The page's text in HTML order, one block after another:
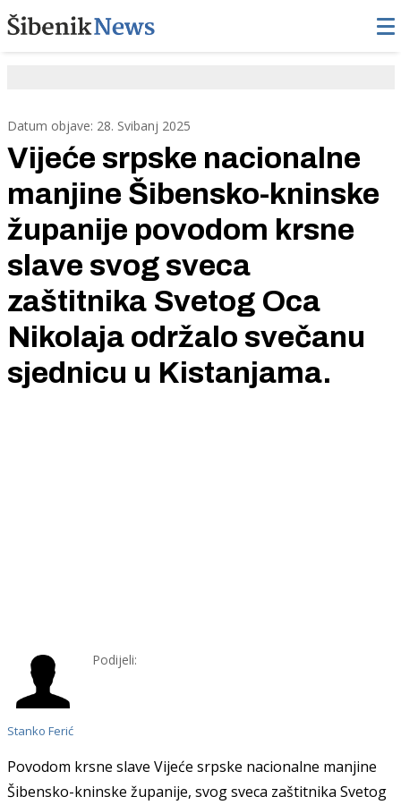
Datum objave: 28. Svibanj 2025
Vijeće srpske nacionalne
manjine Šibensko-kninske
županije povodom krsne
slave svog sveca
zaštitnika Svetog Oca
Nikolaja održalo svečanu
sjednicu u Kistanjama.
Stanko Ferić
Podijeli:
Povodom krsne slave Vijeće srpske nacionalne manjine
Šibensko-kninske županije, svog sveca zaštitnika Svetog